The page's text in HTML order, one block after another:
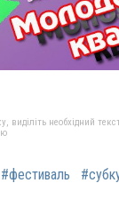
необхідний
#фестиваль